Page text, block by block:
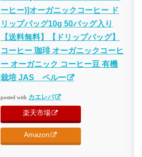
ーヒー)]オーガニックコーヒー ド
リップバッグ10g 50バッグ入り
【送料無料】【ドリップバッグ】
コーヒー 珈琲 オーガニックコーヒ
ー オーガニック コーヒー豆 有機
栽培 JAS ペルー
posted with カエレバ
楽天市場
Amazon